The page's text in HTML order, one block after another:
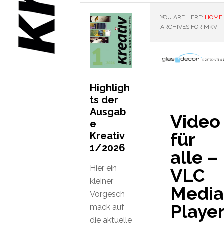
YOU ARE HERE: HOME
ARCHIVES FOR MKV
Video
für
alle –
VLC
Media
Highligh
ts der
Ausgab
e
Kreativ
1/2026
Hier ein
kleiner
Vorgesch
mack auf
die aktuelle